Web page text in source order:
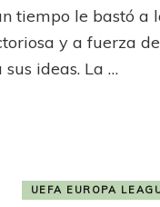
tiempo le bastó a
y a fuerza
ideas. La …
UEFA EUROPA